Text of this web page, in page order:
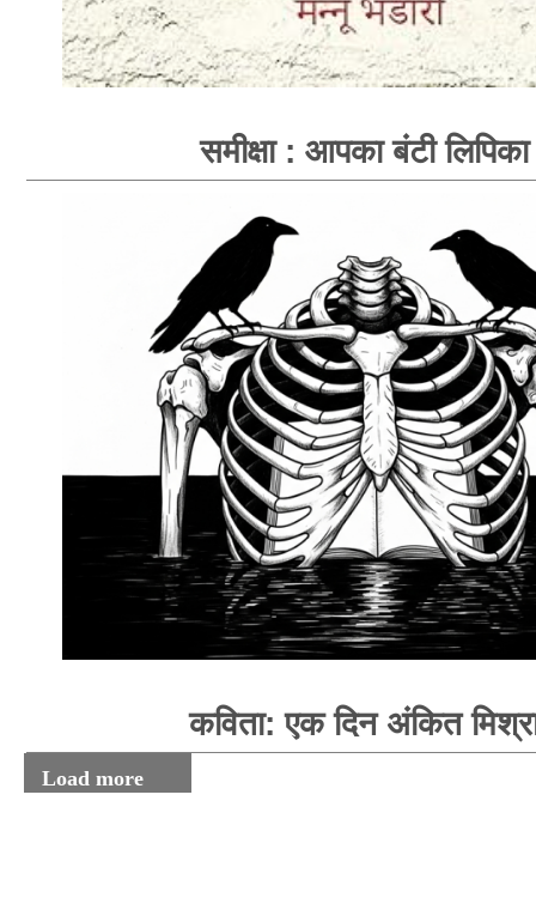
समीक्षा : आपका बंटी लिपिका
कविता: एक दिन अंकित
Load more